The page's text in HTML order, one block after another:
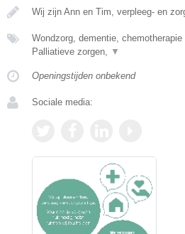
Wij zijn Ann en Tim, verpleeg- en
Wondzorg, dementie, chemotherapie
Palliatieve zorgen,
▼
Openingstijden onbekend
Sociale media: